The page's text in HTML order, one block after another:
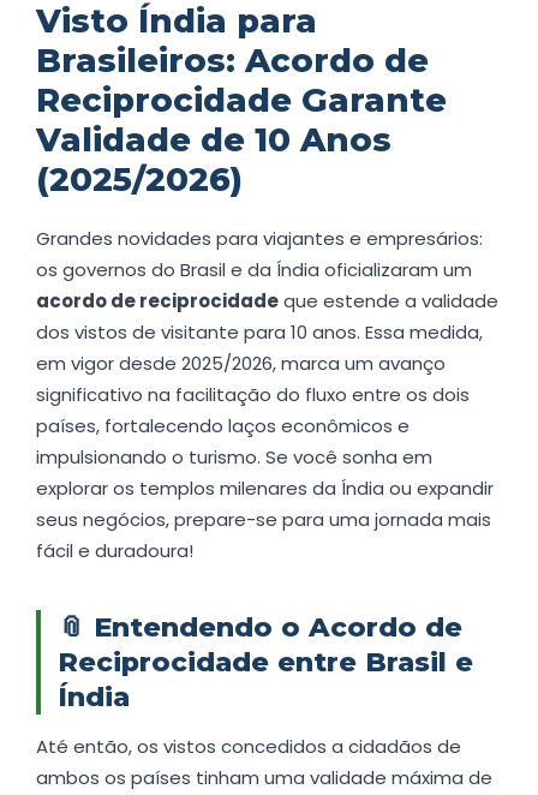
Visto Índia para
Brasileiros: Acordo de
Reciprocidade Garante
Validade de 10 Anos
(2025/2026)
Grandes novidades para viajantes e empresários:
os governos do Brasil e da Índia oficializaram um
acordo de reciprocidadeque estende a validade
dos vistos de visitante para 10 anos. Essa medida,
em vigor desde 2025/2026, marca um avanço
significativo na facilitação do fluxo entre os dois
países, fortalecendo laços econômicos e
impulsionando o turismo. Se você sonha em
explorar os templos milenares da Índia ou expandir
seus negócios, prepare-se para uma jornada mais
fácil e duradoura!
📎 Entendendo o Acordo de
Reciprocidade entre Brasil e
Índia
Até então, os vistos concedidos a cidadãos de
ambos os países tinham uma validade máxima de